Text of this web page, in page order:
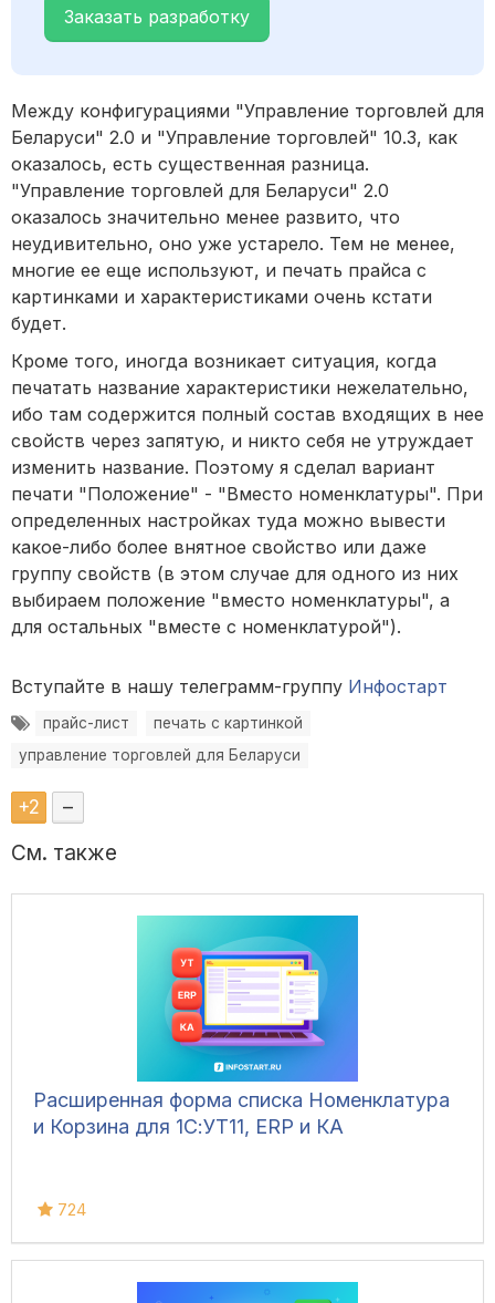
Заказать разработку
Между конфигурациями "Управление торговлей для
Беларуси" 2.0 и "Управление торговлей" 10.3, как
оказалось, есть существенная разница.
"Управление торговлей для Беларуси" 2.0
оказалось значительно менее развито, что
неудивительно, оно уже устарело. Тем не менее,
многие ее еще используют, и печать прайса с
картинками и характеристиками очень кстати
будет.
Кроме того, иногда возникает ситуация, когда
печатать название характеристики нежелательно,
ибо там содержится полный состав входящих в нее
свойств через запятую, и никто себя не утруждает
изменить название. Поэтому я сделал вариант
печати "Положение" - "Вместо номенклатуры". При
определенных настройках туда можно вывести
какое-либо более внятное свойство или даже
группу свойств (в этом случае для одного из них
выбираем положение "вместо номенклатуры", а
для остальных "вместе с номенклатурой").
Вступайте в нашу телеграмм-группу Инфостарт
прайс-лист
печать с картинкой
управление торговлей для Беларуси
+2 –
См. также
Расширенная форма списка Номенклатура
и Корзина для 1С:УТ11, ERP и КА
724